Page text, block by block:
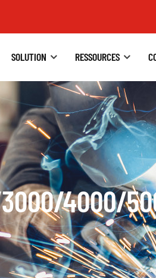
SOLUTION RESSOURCES
3000/4000/